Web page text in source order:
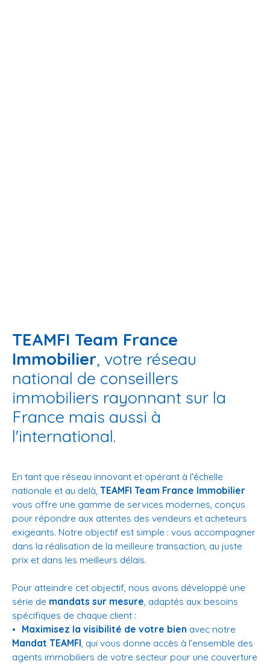
TEAMFI Team France
Immobilier, votre réseau
national de conseillers
immobiliers rayonnant sur la
France mais aussi à
l'international.
En tant que réseau innovant et opérant à l'échelle
nationale et au delà, TEAMFI Team France Immobilier
vous offre une gamme de services modernes, conçus
pour répondre aux attentes des vendeurs et acheteurs
exigeants. Notre objectif est simple : vous accompagner
dans la réalisation de la meilleure transaction, au juste
prix et dans les meilleurs délais.
Pour atteindre cet objectif, nous avons développé une
série de mandats sur mesure, adaptés aux besoins
spécifiques de chaque client :
Maximisez la visibilité de votre bien avec notre
Mandat TEAMFI, qui vous donne accès à l’ensemble des
agents immobiliers de votre secteur pour une couverture